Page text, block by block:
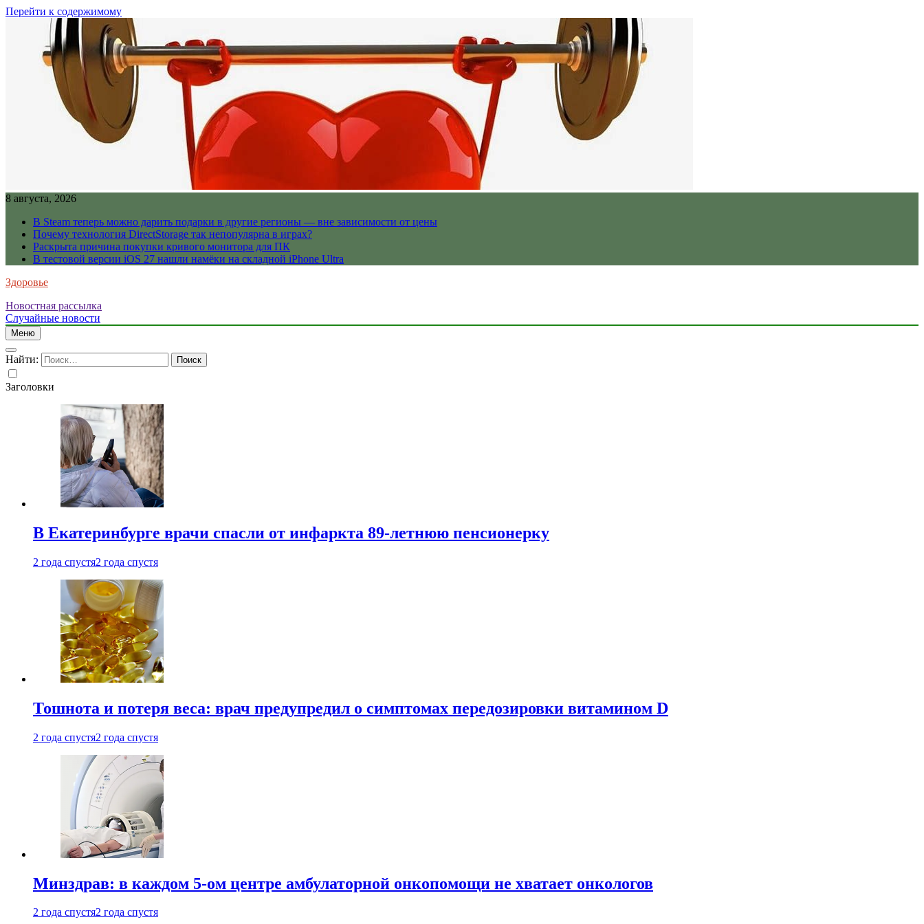
Перейти к содержимому
8 августа, 2026
В Steam теперь можно дарить подарки в другие регионы — вне зависимости от цены
Почему технология DirectStorage так непопулярна в играх?
Раскрыта причина покупки кривого монитора для ПК
В тестовой версии iOS 27 нашли намёки на складной iPhone Ultra
Здоровье
Новостная рассылка
Случайные новости
Меню
Найти:
Заголовки
В Екатеринбурге врачи спасли от инфаркта 89-летнюю пенсионерку
2 года спустя2 года спустя
Тошнота и потеря веса: врач предупредил о симптомах передозировки витамином D
2 года спустя2 года спустя
Минздрав: в каждом 5-ом центре амбулаторной онкопомощи не хватает онкологов
2 года спустя2 года спустя